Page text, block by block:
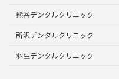
熊谷デンタルクリニック
所沢デンタルクリニック
羽生デンタルクリニック